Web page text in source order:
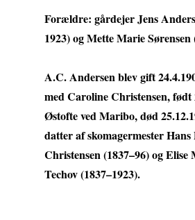
Forældre: gårdejer Jens
1923) og Mette Marie Sørensen
A.C. Andersen blev gift
med Caroline Christensen, født
Østofte ved Maribo, død
datter af skomagermester Hans
Christensen (1837–96) og Elise
Techov (1837–1923).